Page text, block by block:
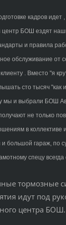
кадров идет
центр БОШ ездят
и правила
обслуживание от
. Вместо "я
сто тысяч "как
мы и выбрали БОШ
не только
в коллективе
большой гараж, по
спецу всегда
тормозные
идут под
центра БОШ.